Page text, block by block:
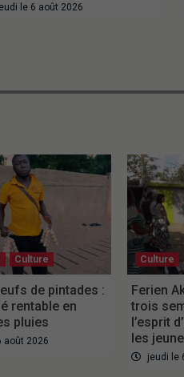
le 6 août 2026
Culture
de pintades :
rentable en
pluies
août 2026
Culture
Ferien
trois
l’esprit
les
jeudi le